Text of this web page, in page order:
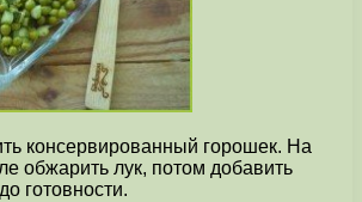
консервированный горошек. На
обжарить лук, потом добавить
готовности.